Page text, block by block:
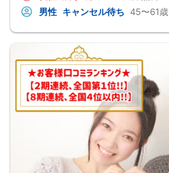
男性 キャンセル待ち 45〜61歳